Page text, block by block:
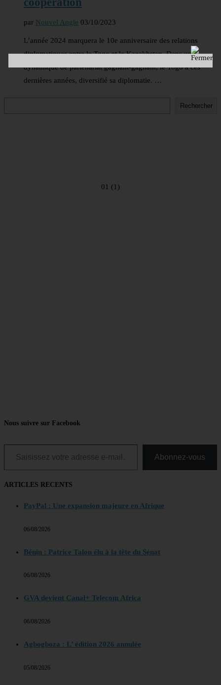
par Nouvel Angle 03/10/2023
L’année 2024 marquera le 10e anniversaire des relations
diplomatiques entre le Togo et le Kazakhstan. Dans une
dynamique de partenariat gagnant-gagnant, le Togo a ces
dernières années, diversifié sa diplomatie. …
Rechercher
01 (1)
Nous suivre sur Facebook
Saisissez votre adresse e-mail…
Abonnez-vous
ARTICLES RECENTS
PayPal : Une expansion majeure en Afrique
06/08/2026
Bénin : Patrice Talon élu à la tête du Sénat
06/08/2026
GVA devient Canal+ Telecom Africa
06/08/2026
Agbogboza : L’ édition 2026 annulée
05/08/2026